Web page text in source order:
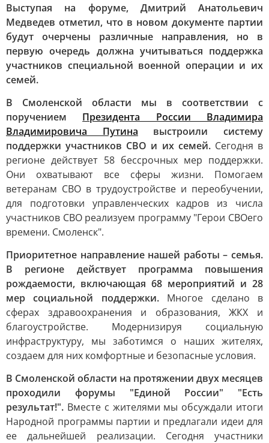
Выступая на форуме, Дмитрий Анатольевич
Медведев отметил, что в новом документе партии
будут очерчены различные направления, но в
первую очередь должна учитываться поддержка
участников специальной военной операции и их
семей.
В Смоленской области мы в соответствии с
поручением Президента России Владимира
Владимировича Путина выстроили систему
поддержки участников СВО и их семей.Сегодня в
регионе действует 58 бессрочных мер поддержки.
Они охватывают все сферы жизни. Помогаем
ветеранам СВО в трудоустройстве и переобучении,
для подготовки управленческих кадров из числа
участников СВО реализуем программу "Герои СВОего
времени. Смоленск".
Приоритетное направление нашей работы – семья.
В регионе действует программа повышения
рождаемости, включающая 68 мероприятий и 28
мер социальной поддержки.Многое сделано в
сферах здравоохранения и образования, ЖКХ и
благоустройстве. Модернизируя социальную
инфраструктуру, мы заботимся о наших жителях,
создаем для них комфортные и безопасные условия.
В Смоленской области на протяжении двух месяцев
проходили форумы "Единой России" "Есть
результат!". Вместе с жителями мы обсуждали итоги
Народной программы партии и предлагали идеи для
ее дальнейшей реализации. Сегодня участники